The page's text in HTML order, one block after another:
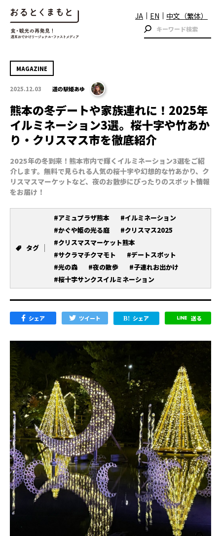
JA EN 中文（繁体）
MAGAZINE
2025.12.03 道の駅姫あゆ
熊本の冬デートや家族連れに！2025年
イルミネーション3選。桜十字や竹あか
り・クリスマス市を徹底紹介
2025年の冬到来！熊本市内で輝くイルミネーション3選をご紹
介します。無料で見られる人気の桜十字や幻想的な竹あかり、ク
リスマスマーケットなど、夜のお散歩にぴったりのスポット情報
をお届け！
タグ
#アミュプラザ熊本
#イルミネーション
#かぐや姫の光る庭
#クリスマス2025
#クリスマスマーケット熊本
#サクラマチクマモト
#デートスポット
#光の森
#夜の散歩
#子連れお出かけ
#桜十字サンクスイルミネーション
シェア ツイート シェア 送る